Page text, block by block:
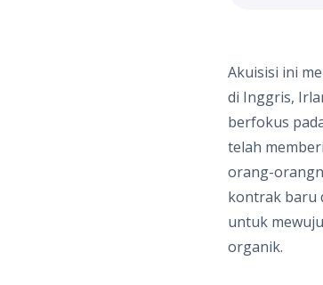
Akuisisi ini
di Inggris,
berfokus
telah
orang-
kontrak baru
untuk
organik.